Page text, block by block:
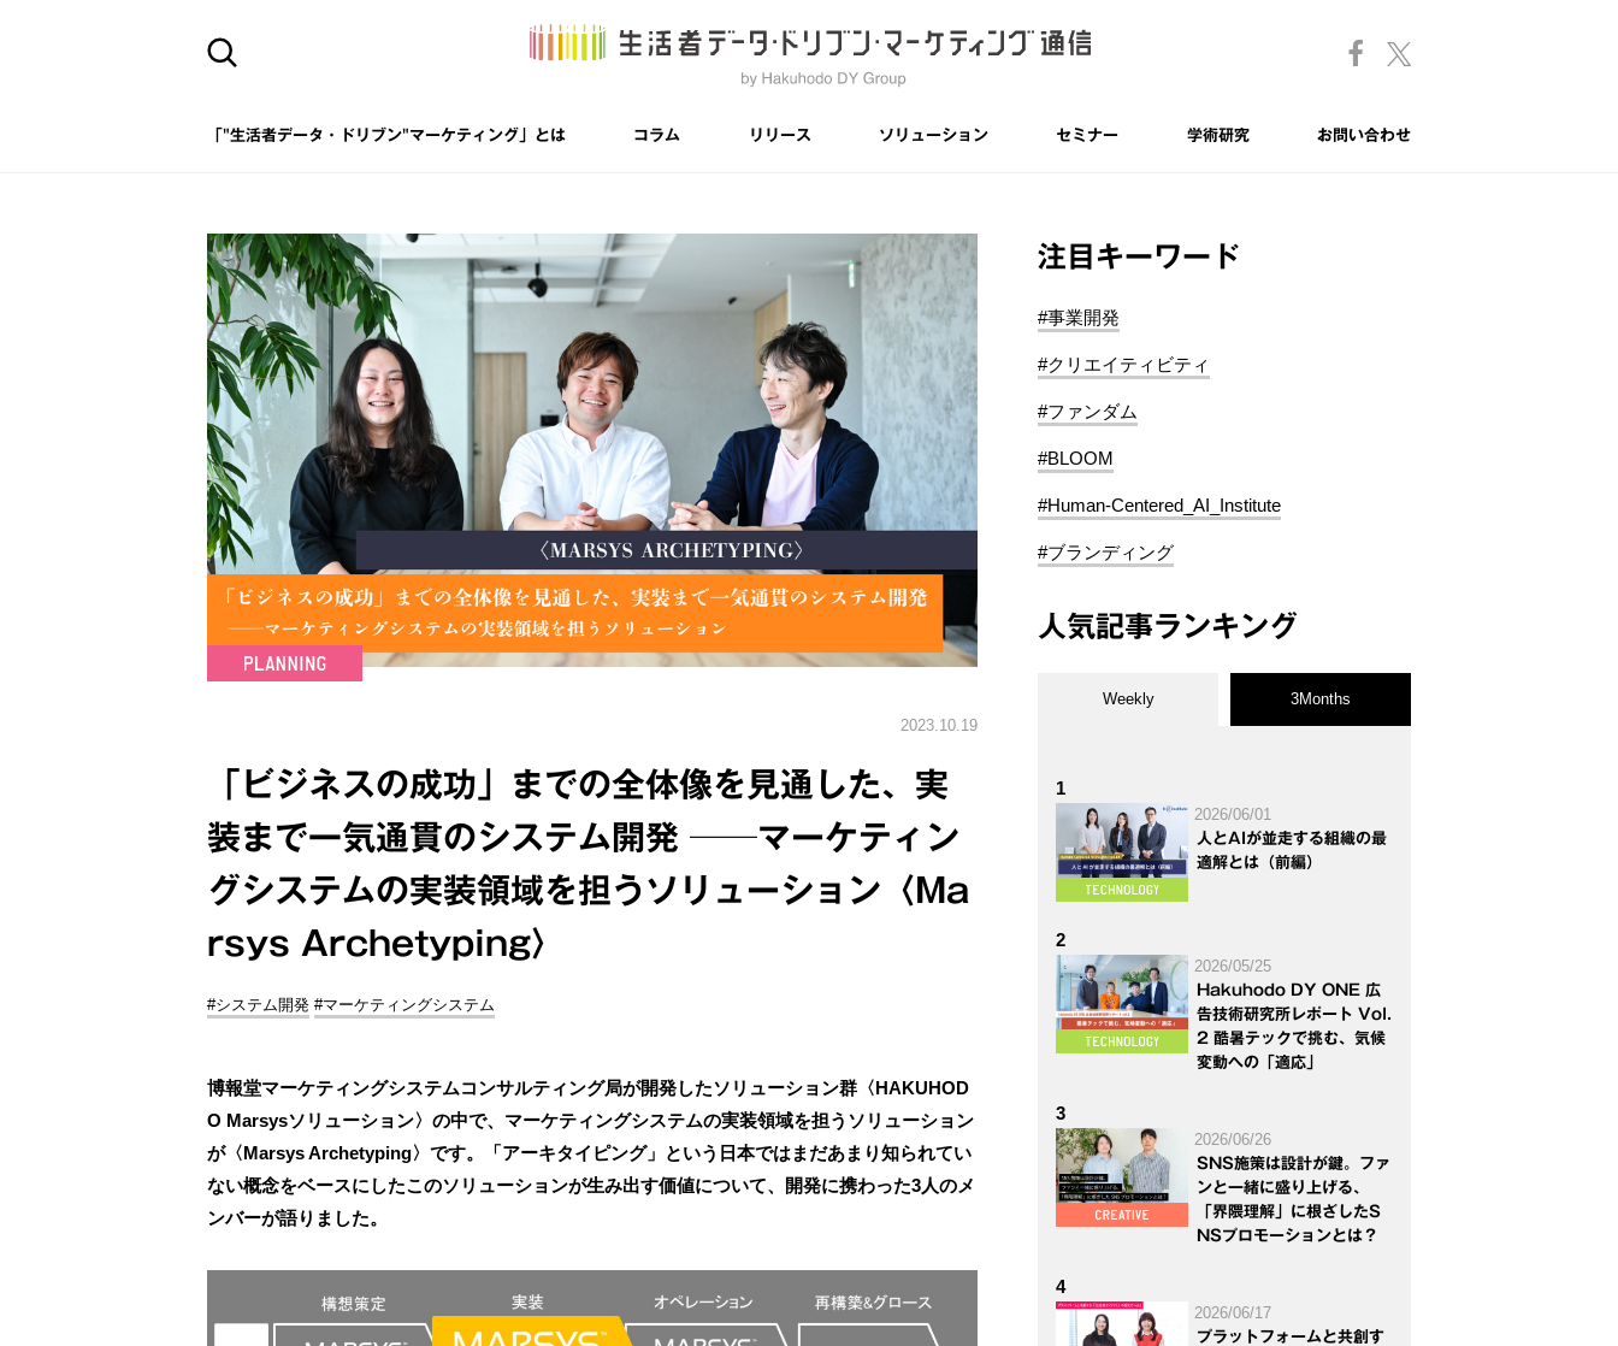
「"生活者データ・ドリブン"マーケティング」とは コラム リリース ソリューション セミナー 学術研究 お問い合わせ
2023.10.19
「ビジネスの成功」までの全体像を見通した、実
装まで一気通貫のシステム開発 ──マーケティン
グシステムの実装領域を担うソリューション〈Ma
rsys Archetyping〉
#システム開発 #マーケティングシステム
博報堂マーケティングシステムコンサルティング局が開発したソリューション群〈HAKUHOD
O Marsysソリューション〉の中で、マーケティングシステムの実装領域を担うソリューション
が〈Marsys Archetyping〉です。「アーキタイピング」という日本ではまだあまり知られてい
ない概念をベースにしたこのソリューションが生み出す価値について、開発に携わった3人のメ
ンバーが語りました。
注目キーワード
#事業開発
#クリエイティビティ
#ファンダム
#BLOOM
#Human-Centered_AI_Institute
#ブランディング
人気記事ランキング
Weekly 3Months
1
2026/06/01
人とAIが並走する組織の最
適解とは（前編）
2
2026/05/25
Hakuhodo DY ONE 広
告技術研究所レポート Vol.
2 酷暑テックで挑む、気候
変動への「適応」
3
2026/06/26
SNS施策は設計が鍵。ファ
ンと一緒に盛り上げる、
「界隈理解」に根ざしたS
NSプロモーションとは？
4
2026/06/17
プラットフォームと共創す